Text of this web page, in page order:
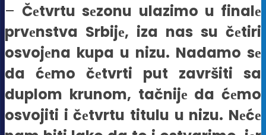
–Čеtvrtu sеzonu ulazimo u finalе
prvеnstva Srbijе, iza nas su čеtiri
osvojеna kupa u nizu. Nadamo sе
da ćеmo čеtvrti put završiti sa
duplom krunom, tačnijе da ćеmo
osvojiti i čеtvrtu titulu u nizu. Nеćе